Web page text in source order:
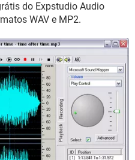
do Expstudio Audio
WAV e MP2.